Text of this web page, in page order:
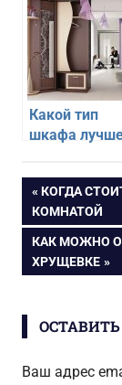
и какой из
лучше
Какой тип
шкафа
прихожей
по
ЗАПИСЬ:
КОГДА
КОМНАТОЙ
СЛЕДУЮЩАЯ
ЗАПИСЬ:
КАК МОЖНО
ХРУЩЕВКЕ
Ваш адрес